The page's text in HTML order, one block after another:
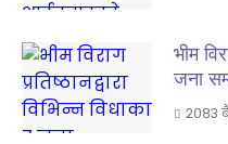
भीम
जना
२०८३